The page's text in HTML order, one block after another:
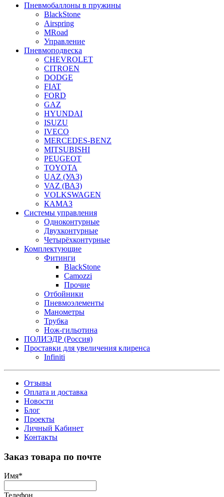
Пневмобаллоны в пружины
BlackStone
Airspring
MRoad
Управление
Пневмоподвеска
CHEVROLET
CITROEN
DODGE
FIAT
FORD
GAZ
HYUNDAI
ISUZU
IVECO
MERCEDES-BENZ
MITSUBISHI
PEUGEOT
TOYOTA
UAZ (УАЗ)
VAZ (ВАЗ)
VOLKSWAGEN
КАМАЗ
Системы управления
Одноконтурные
Двухконтурные
Четырёхконтурные
Комплектующие
Фитинги
BlackStone
Camozzi
Прочие
Отбойники
Пневмоэлементы
Манометры
Трубка
Нож-гильотина
ПОЛИЭДР (Россия)
Проставки для увеличения клиренса
Infiniti
Отзывы
Оплата и доставка
Новости
Блог
Проекты
Личный Кабинет
Контакты
Заказ товара по почте
Имя*